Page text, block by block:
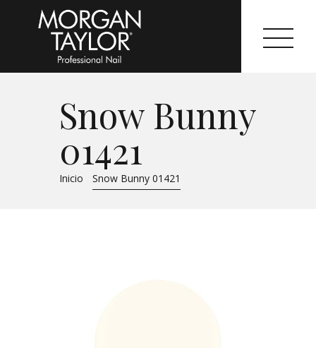
Snow Bunny
01421
Inicio Snow Bunny 01421
Morgan Taylor®
Sistemas Profesionales
Cartas de Color